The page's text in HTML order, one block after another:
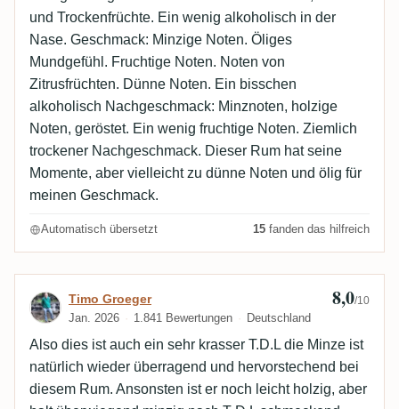
und Trockenfrüchte. Ein wenig alkoholisch in der
Nase. Geschmack: Minzige Noten. Öliges
Mundgefühl. Fruchtige Noten. Noten von
Zitrusfrüchten. Dünne Noten. Ein bisschen
alkoholisch Nachgeschmack: Minznoten, holzige
Noten, geröstet. Ein wenig fruchtige Noten. Ziemlich
trockener Nachgeschmack. Dieser Rum hat seine
Momente, aber vielleicht zu dünne Noten und ölig für
meinen Geschmack.
Automatisch übersetzt 15 fanden das hilfreich
Bewertung von Timo Groeger
Timo Groeger
Jan. 2026 1.841 Bewertungen Deutschland
8,0/10
Also dies ist auch ein sehr krasser T.D.L die Minze ist
natürlich wieder überragend und hervorstechend bei
diesem Rum. Ansonsten ist er noch leicht holzig, aber